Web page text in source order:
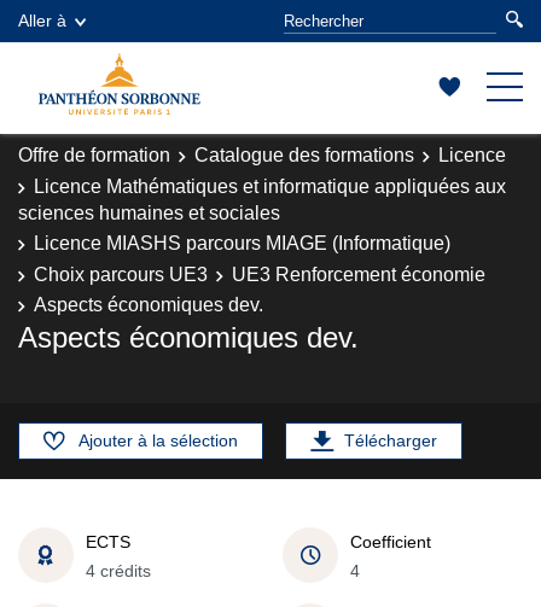
Aller à
Offre de formation Catalogue des formations
Licence
Licence Mathématiques et informatique appliquées aux
sciences humaines et sociales
Licence MIASHS parcours MIAGE (Informatique)
Choix parcours UE3
UE3 Renforcement économie
Aspects économiques dev.
Aspects économiques dev.
Ajouter à la sélection Télécharger
ECTS
4 crédits
Coefficient
4